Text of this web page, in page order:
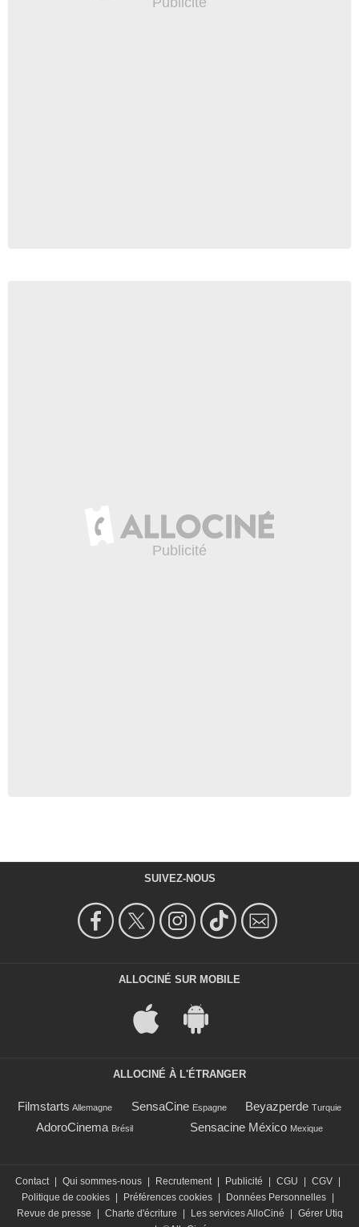
SUIVEZ-NOUS
ALLOCINÉ SUR MOBILE
ALLOCINÉ À L'ÉTRANGER
Filmstarts Allemagne SensaCine Espagne Beyazperde Turquie
AdoroCinema Brésil Sensacine México Mexique
Contact Qui sommes-nous Recrutement Publicité CGU CGV
Politique de cookies
Préférences cookies Données Personnelles
Revue de presse
Charte d'écriture Les services AlloCiné
Gérer Utiq